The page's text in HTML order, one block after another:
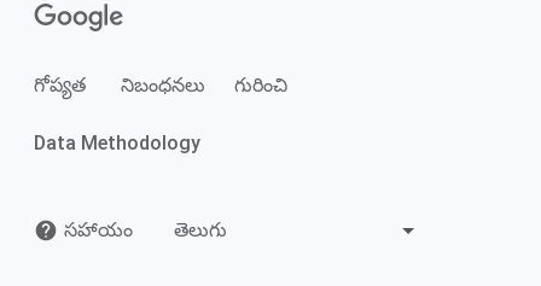
గోప్యత నిబంధనలు గురించి
Data Methodology
సహాయం